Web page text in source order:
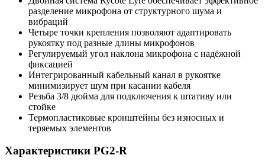
разделение микрофона от структурного шума и
вибраций
Четыре точки крепления позволяют адаптировать
рукоятку под разные длины микрофонов
Регулируемый угол наклона микрофона с надёжной
фиксацией
Интегрированный кабельный канал в рукоятке
минимизирует шум при касании кабеля
Резьба 3/8 дюйма для подключения к штативу или
стойке
Термопластиковые кронштейны без износных и
теряемых элементов
Характеристики PG2-R